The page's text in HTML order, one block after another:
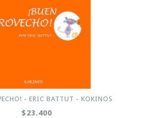
- ERIC BATTUT - KOKINOS
$23.400